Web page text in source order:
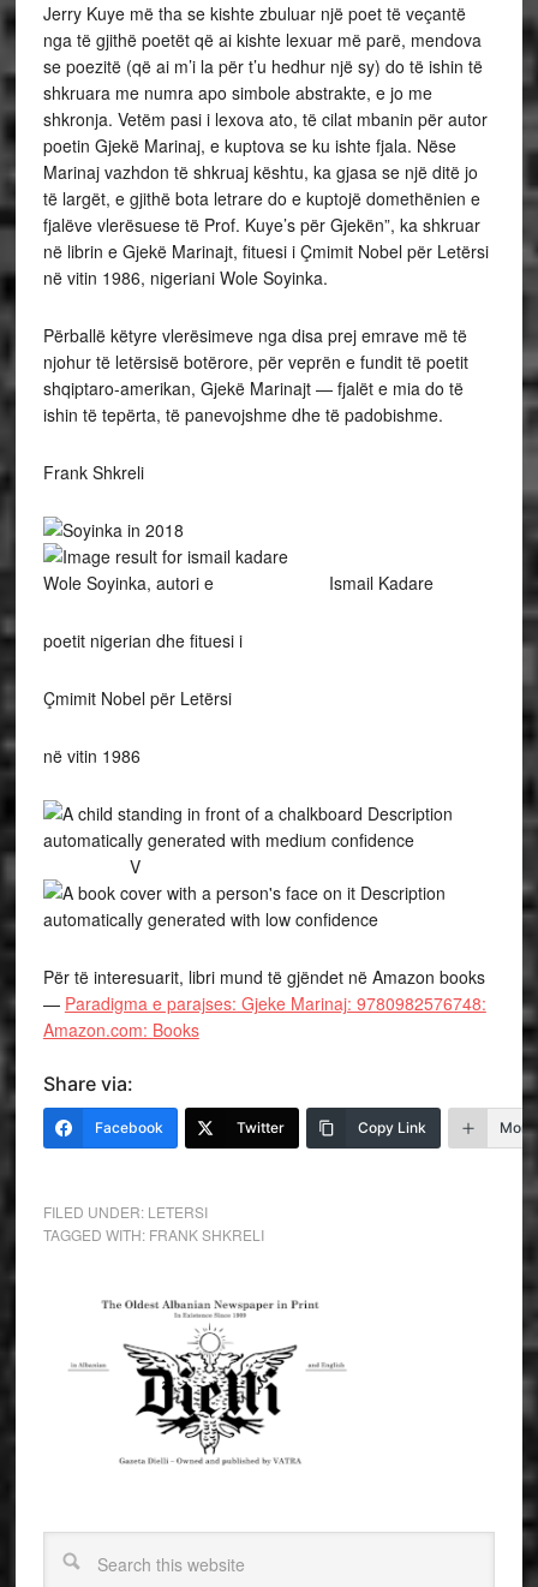
Jerry Kuye më tha se kishte zbuluar një poet të veçantë
nga të gjithë poetët që ai kishte lexuar më parë, mendova
se poezitë (që ai m’i la për t’u hedhur një sy) do të ishin të
shkruara me numra apo simbole abstrakte, e jo me
shkronja. Vetëm pasi i lexova ato, të cilat mbanin për autor
poetin Gjekë Marinaj, e kuptova se ku ishte fjala. Nëse
Marinaj vazhdon të shkruaj kështu, ka gjasa se një ditë jo
të largët, e gjithë bota letrare do e kuptojë domethënien e
fjalëve vlerësuese të Prof. Kuye’s për Gjekën”, ka shkruar
në librin e Gjekë Marinajt, fituesi i Çmimit Nobel për Letërsi
në vitin 1986, nigeriani Wole Soyinka.
Përballë këtyre vlerësimeve nga disa prej emrave më të
njohur të letërsisë botërore, për veprën e fundit të poetit
shqiptaro-amerikan, Gjekë Marinajt — fjalët e mia do të
ishin të tepërta, të panevojshme dhe të padobishme.
Frank Shkreli
Wole Soyinka, autori e Ismail Kadare
poetit nigerian dhe fituesi i
Çmimit Nobel për Letërsi
në vitin 1986
V
Për të interesuarit, libri mund të gjëndet në Amazon books
— Paradigma e parajses: Gjeke Marinaj: 9780982576748:
Amazon.com: Books
Share via:
Facebook Twitter Copy Link More
FILED UNDER: LETERSI
TAGGED WITH: FRANK SHKRELI